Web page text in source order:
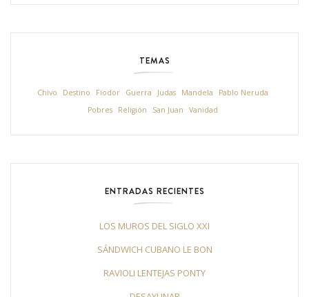
TEMAS
Chivo Destino Fiodor Guerra Judas Mandela
Pablo Neruda
Pobres
Religión San Juan Vanidad
ENTRADAS RECIENTES
LOS MUROS DEL SIGLO XXI
SÁNDWICH CUBANO LE BON
RAVIOLI LENTEJAS PONTY